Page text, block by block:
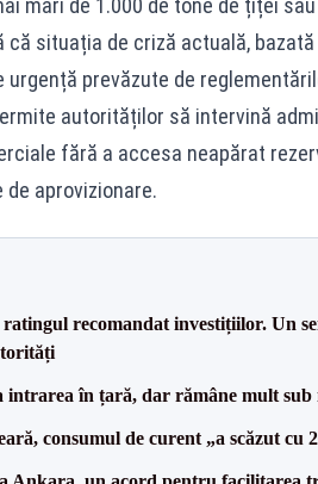
că situația de criză actuală,
prevăzute de
autorităților să intervină
fără a accesa neapărat
aprovizionare.
recomandat investițiilor. Un
intrarea în țară, dar rămâne mult sub
consumul de curent „a scăzut cu